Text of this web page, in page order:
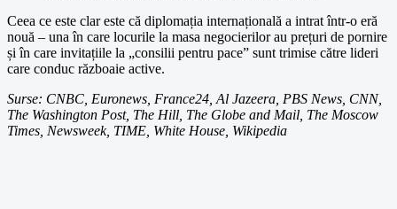
Ceea ce este clar este că diplomația internațională a intrat într-o eră
nouă – una în care locurile la masa negocierilor au prețuri de pornire
și în care invitațiile la „consilii pentru pace” sunt trimise către lideri
care conduc războaie active.
Surse: CNBC, Euronews, France24, Al Jazeera, PBS News, CNN,
The Washington Post, The Hill, The Globe and Mail, The Moscow
Times, Newsweek, TIME, White House, Wikipedia